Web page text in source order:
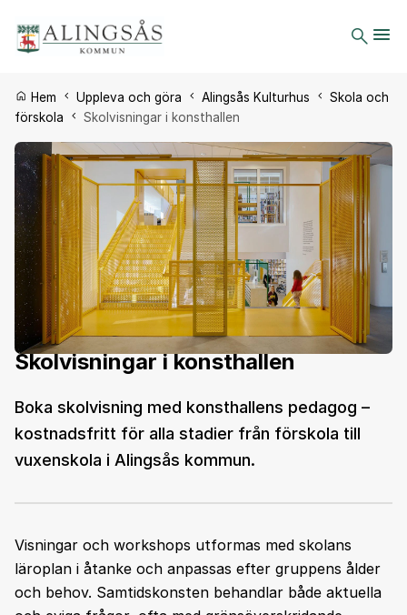
Du är här:
Hem Uppleva och göra Alingsås Kulturhus
Skola och
förskola
Skolvisningar i konsthallen
Skolvisningar i konsthallen
Boka skolvisning med konsthallens pedagog –
kostnadsfritt för alla stadier från förskola till
vuxenskola i Alingsås kommun.
Visningar och workshops utformas med skolans
läroplan i åtanke och anpassas efter gruppens ålder
och behov. Samtidskonsten behandlar både aktuella